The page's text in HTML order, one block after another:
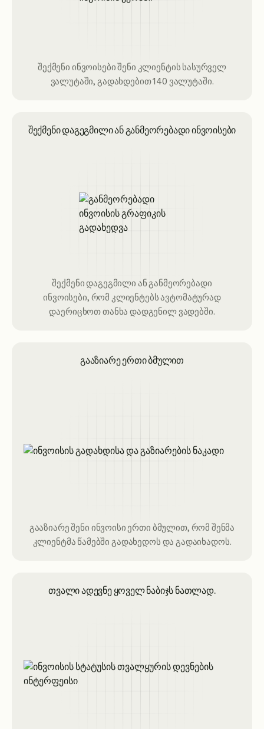
შექმენი ინვოისები შენი კლიენტის სასურველ
ვალუტაში, გადახდებით 140 ვალუტაში.
შექმენი დაგეგმილი ან განმეორებადი ინვოისები
შექმენი დაგეგმილი ან განმეორებადი
ინვოისები, რომ კლიენტებს ავტომატურად
დაერიცხოთ თანხა დადგენილ ვადებში.
გააზიარე ერთი ბმულით
გააზიარე შენი ინვოისი ერთი ბმულით, რომ შენმა
კლიენტმა წამებში გადახედოს და გადაიხადოს.
თვალი ადევნე ყოველ ნაბიჯს ნათლად.